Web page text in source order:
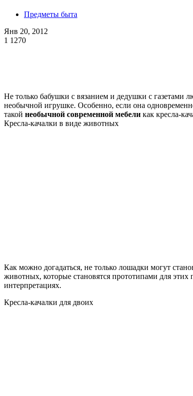
Предметы быта
Янв 20, 2012
1 1270
Не только бабушки с вязанием и дедушки с газетами
необычной игрушке. Особенно, если она
такой необычной современной мебели как кресла-
Кресла-качалки в виде животных
Как можно догадаться, не только лошадки могут
животных, которые становятся прототипами для
интерпретациях.
Кресла-качалки для двоих